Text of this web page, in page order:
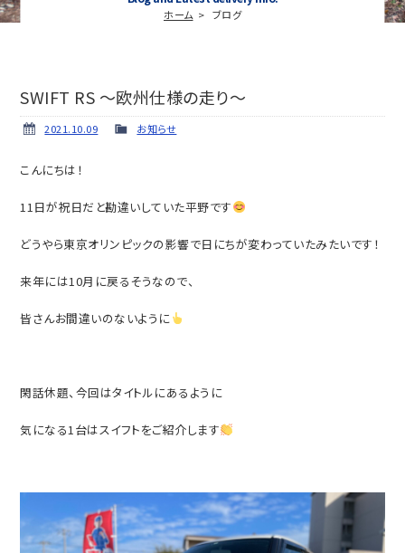
ホーム ブログ
SWIFT RS ～欧州仕様の走り～
2021.10.09 お知らせ
こんにちは！
11日が祝日だと勘違いしていた平野です
どうやら東京オリンピックの影響で日にちが変わっていたみたいです！
来年には10月に戻るそうなので、
皆さんお間違いのないように
閑話休題、今回はタイトルにあるように
気になる1台はスイフトをご紹介します